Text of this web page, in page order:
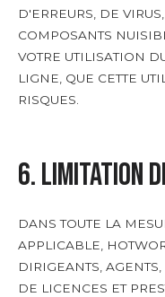
D'ERREURS, DE
COMPOSANTS
VOTRE UTILISATION
LIGNE, QUE CETTE
RISQUES.
6. Limitation
DANS TOUTE LA
APPLICABLE,
DIRIGEANTS,
DE LICENCES ET